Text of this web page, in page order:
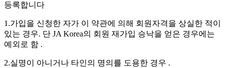
등록합니다
1.가입을 신청한 자가 이 약관에 의해 회원자격을 상실한 적이
있는 경우. 단 JA Korea의 회원 재가입 승낙을 얻은 경우에는
예외로 함 .
2.실명이 아니거나 타인의 명의를 도용한 경우 .